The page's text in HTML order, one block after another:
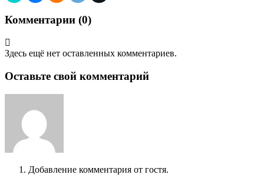
Комментарии (0)
Здесь ещё нет оставленных комментариев.
Оставьте свой комментарий
Добавление комментария от гостя.